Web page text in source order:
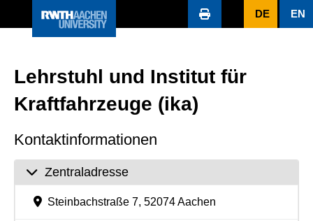
DE EN
Lehrstuhl und Institut für
Kraftfahrzeuge (ika)
Kontaktinformationen
Zentraladresse
Steinbachstraße 7, 52074 Aachen